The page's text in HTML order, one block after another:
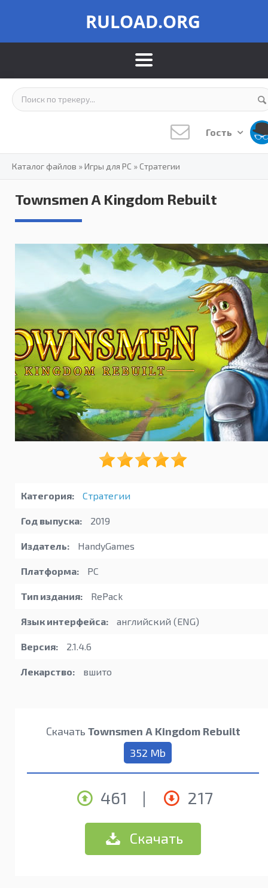
RULOAD.ORG
Гость
Каталог файлов »Игры для PC »Стратегии
Townsmen A Kingdom Rebuilt
Категория: Стратегии
Год выпуска: 2019
Издатель: HandyGames
Платформа: PC
Тип издания: RePack
Язык интерфейса: английский (ENG)
Версия: 2.1.4.6
Лекарство: вшито
Скачать Townsmen A Kingdom Rebuilt
352 Mb
461 | 217
Скачать